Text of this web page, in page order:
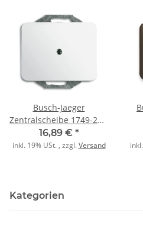
Busch-Jaeger
Zentralscheibe 1749-24G
alpha nea studioweiß
16,89 € *
inkl. 19% USt. , zzgl.Versand
Kategorien